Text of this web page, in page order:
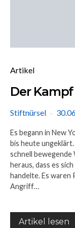
Artikel
Der
Stiftnürsel
Es begann in New
bis heute
schnell
heraus, dass es
handelte. Es waren
Angriff…
Artikel lesen